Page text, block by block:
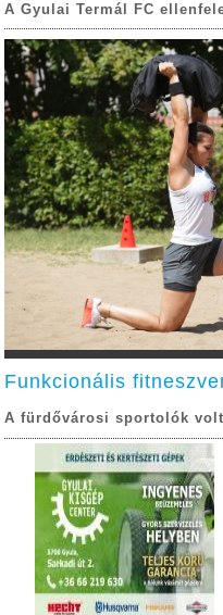
A Gyulai Termál FC
Funkcionális
A fürdővárosi sportolók